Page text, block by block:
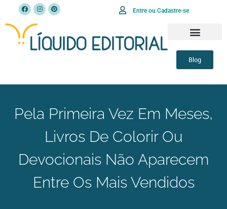
Entre ou Cadastre-se
Blog
Pela Primeira Vez Em Meses,
Livros De Colorir Ou
Devocionais Não Aparecem
Entre Os Mais Vendidos